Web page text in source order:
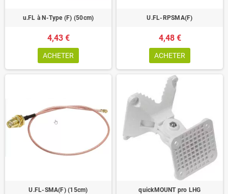
u.FL à N-Type (F) (50cm)
4,43 €
ACHETER
U.FL-RPSMA(F)
4,48 €
ACHETER
U.FL-SMA(F) (15cm) quickMOUNT pro LHG